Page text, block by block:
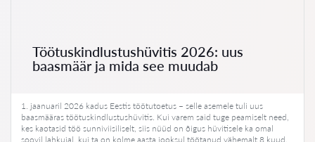
Töötuskindlustushüvitis 2026: uus
baasmäär ja mida see muudab
1. jaanuaril 2026 kadus Eestis töötutoetus – selle asemele tuli uus
baasmääras töötuskindlustushüvitis. Kui varem said tuge peamiselt need,
kes kaotasid töö sunniviisiliselt, siis nüüd on õigus hüvitisele ka omal
soovil lahkujal, kui ta on kolme aasta jooksul töötanud vähemalt 8 kuud.